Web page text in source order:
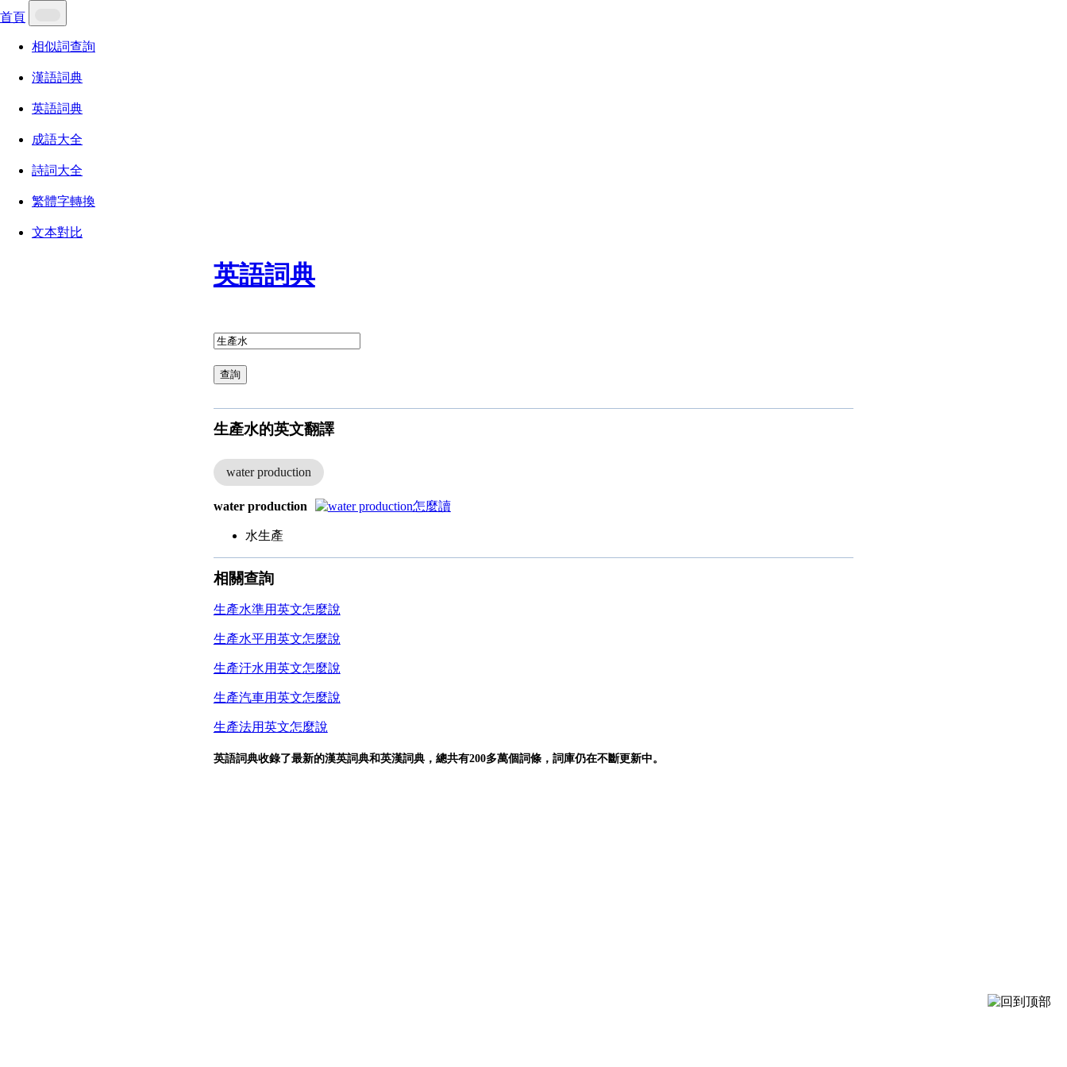
首頁
相似詞查詢
漢語詞典
英語詞典
成語大全
詩詞大全
繁體字轉換
文本對比
英語詞典
查詢
生產水的英文翻譯
water production
water production
水生產
相關查詢
生產水準用英文怎麼說
生產水平用英文怎麼說
生產汙水用英文怎麼說
生產汽車用英文怎麼說
生產法用英文怎麼說
英語詞典收錄了最新的漢英詞典和英漢詞典，總共有200多萬個詞條，詞庫仍在不斷更新中。